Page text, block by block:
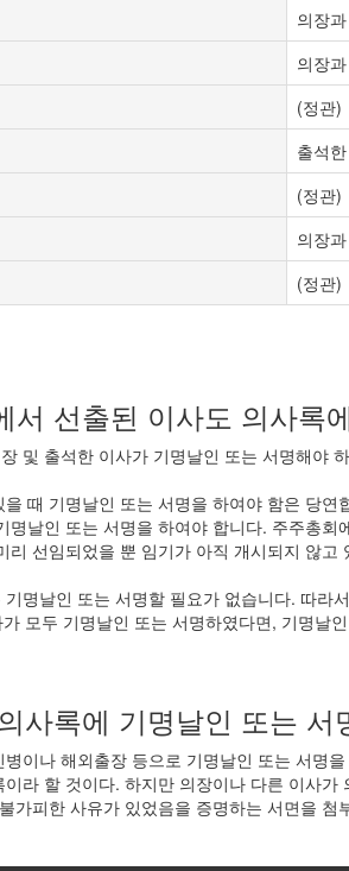
의장
의장
(정관)
출석
(정관)
의장
(정관)
서 선출된 이사도 의사록
및 출석한 이사가 기명날인 또는 서명해야
때 기명날인 또는 서명을 하여야 함은 당
명날인 또는 서명을 하여야 합니다. 주주총
리 선임되었을 뿐 임기가 아직 개시되지 않
명날인 또는 서명할 필요가 없습니다. 따
모두 기명날인 또는 서명하였다면, 기명날
사록에 기명날인 또는
이나 해외출장 등으로 기명날인 또는 서명
라 할 것이다. 하지만 의장이나 다른 이사
가피한 사유가 있었음을 증명하는 서면을 첨